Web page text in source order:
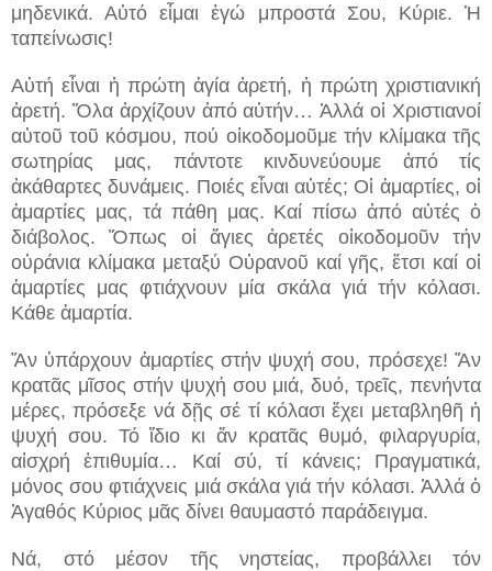
μηδενικά. Αὐτό εἶμαι ἐγώ μπροστά Σου, Κύριε. Ἡ
ταπείνωσις!
Αὐτή εἶναι ἡ πρώτη ἁγία ἀρετή, ἡ πρώτη χριστιανική
ἀρετή. Ὅλα ἀρχίζουν ἀπό αὐτήν… Ἀλλά οἱ Χριστιανοί
αὐτοῦ τοῦ κόσμου, πού οἰκοδομοῦμε τήν κλίμακα τῆς
σωτηρίας μας, πάντοτε κινδυνεύουμε ἀπό τίς
ἀκάθαρτες δυνάμεις. Ποιές εἶναι αὐτές; Οἱ ἁμαρτίες, οἱ
ἁμαρτίες μας, τά πάθη μας. Καί πίσω ἀπό αὐτές ὁ
διάβολος. Ὅπως οἱ ἅγιες ἀρετές οἰκοδομοῦν τήν
οὐράνια κλίμακα μεταξύ Οὐρανοῦ καί γῆς, ἔτσι καί οἱ
ἁμαρτίες μας φτιάχνουν μία σκάλα γιά τήν κόλασι.
Κάθε ἁμαρτία.
Ἄν ὑπάρχουν ἁμαρτίες στήν ψυχή σου, πρόσεχε! Ἄν
κρατᾶς μῖσος στήν ψυχή σου μιά, δυό, τρεῖς, πενήντα
μέρες, πρόσεξε νά δῇς σέ τί κόλασι ἔχει μεταβληθῆ ἡ
ψυχή σου. Τό ἴδιο κι ἄν κρατᾶς θυμό, φιλαργυρία,
αἰσχρή ἐπιθυμία… Καί σύ, τί κάνεις; Πραγματικά,
μόνος σου φτιάχνεις μιά σκάλα γιά τήν κόλασι. Ἀλλά ὁ
Ἀγαθός Κύριος μᾶς δίνει θαυμαστό παράδειγμα.
Νά, στό μέσον τῆς νηστείας, προβάλλει τόν